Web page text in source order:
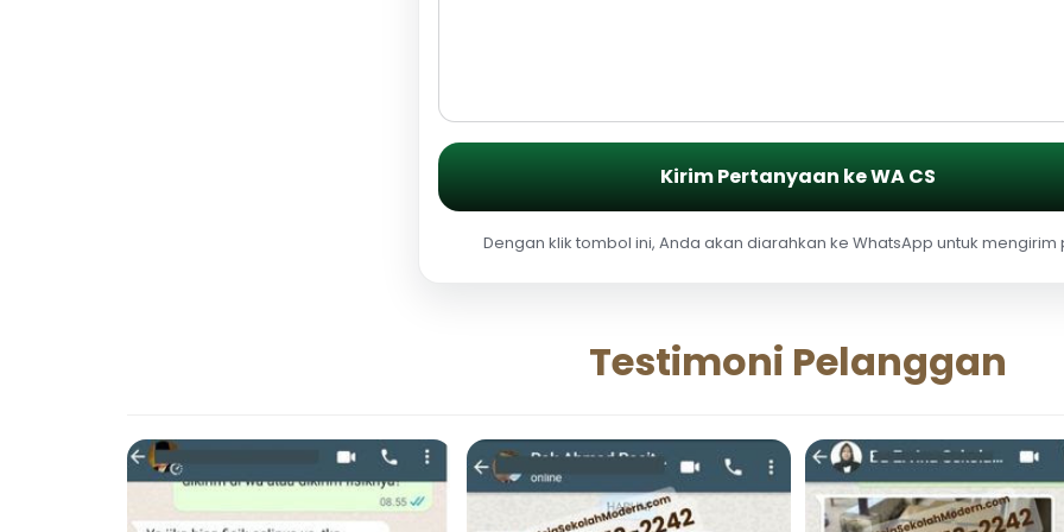
Kirim Pertanyaan ke WA CS
Dengan klik tombol ini, Anda akan diarahkan ke WhatsApp untuk mengirim
Testimoni Pelanggan